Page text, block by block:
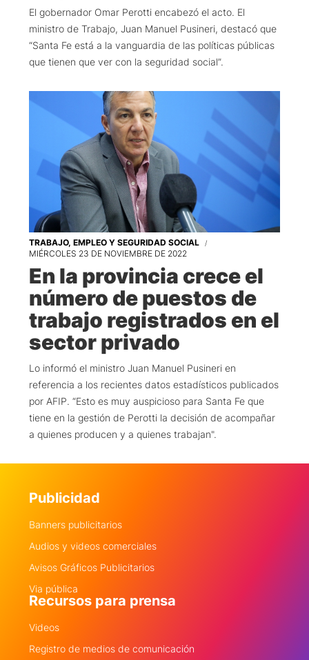
El gobernador Omar Perotti encabezó el acto. El
ministro de Trabajo, Juan Manuel Pusineri, destacó que
“Santa Fe está a la vanguardia de las políticas públicas
que tienen que ver con la seguridad social”.
TRABAJO, EMPLEO Y SEGURIDAD SOCIAL
MIÉRCOLES 23 DE NOVIEMBRE DE 2022
En la provincia crece el
número de puestos de
trabajo registrados en el
sector privado
Lo informó el ministro Juan Manuel Pusineri en
referencia a los recientes datos estadísticos publicados
por AFIP. “Esto es muy auspicioso para Santa Fe que
tiene en la gestión de Perotti la decisión de acompañar
a quienes producen y a quienes trabajan".
Publicidad
Banners publicitarios
Audios y videos comerciales
Avisos Gráficos Publicitarios
Via pública
Recursos para prensa
Videos
Registro de medios de comunicación